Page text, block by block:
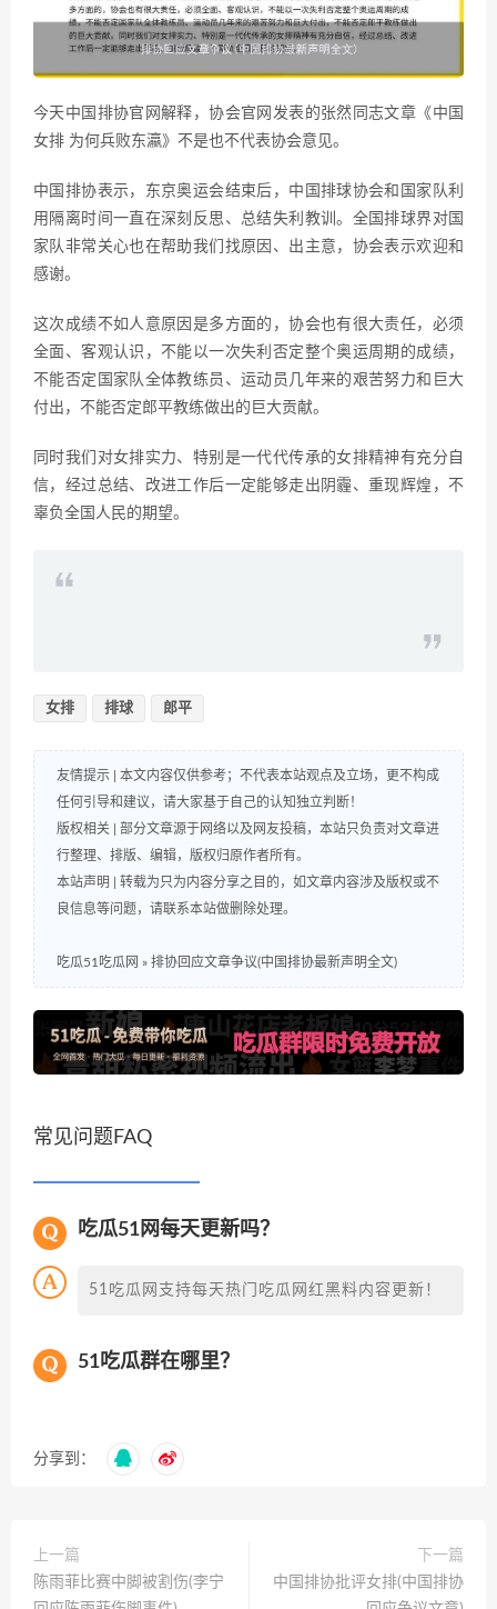
今天中国排协官网解释，协会官网发表的张然同志文章《中国
女排 为何兵败东瀛》不是也不代表协会意见。
中国排协表示，东京奥运会结束后，中国排球协会和国家队利
用隔离时间一直在深刻反思、总结失利教训。全国排球界对国
家队非常关心也在帮助我们找原因、出主意，协会表示欢迎和
感谢。
这次成绩不如人意原因是多方面的，协会也有很大责任，必须
全面、客观认识，不能以一次失利否定整个奥运周期的成绩，
不能否定国家队全体教练员、运动员几年来的艰苦努力和巨大
付出，不能否定郎平教练做出的巨大贡献。
同时我们对女排实力、特别是一代代传承的女排精神有充分自
信，经过总结、改进工作后一定能够走出阴霾、重现辉煌，不
辜负全国人民的期望。
女排 排球 郎平
友情提示 | 本文内容仅供参考；不代表本站观点及立场，更不构成
任何引导和建议，请大家基于自己的认知独立判断！
版权相关 | 部分文章源于网络以及网友投稿，本站只负责对文章进
行整理、排版、编辑，版权归原作者所有。
本站声明 | 转载为只为内容分享之目的，如文章内容涉及版权或不
良信息等问题，请联系本站做删除处理。
吃瓜51吃瓜网 » 排协回应文章争议(中国排协最新声明全文)
常见问题FAQ
吃瓜51网每天更新吗？
51吃瓜网支持每天热门吃瓜网红黑料内容更新！
51吃瓜群在哪里？
分享到：
上一篇
陈雨菲比赛中脚被割伤(李宁
下一篇
中国排协批评女排(中国排协